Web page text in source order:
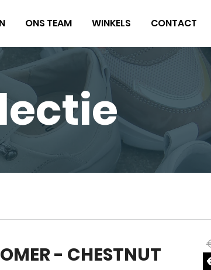
ONS TEAM WINKELS CONTACT
- CHESTNUT